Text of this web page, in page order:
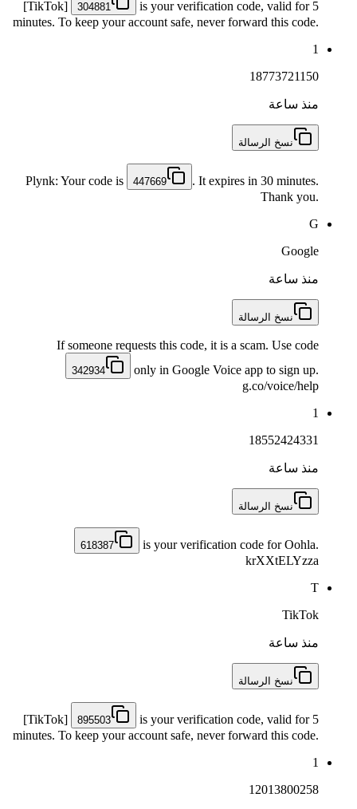
[TikTok] 304881
is your verification code, valid for 5
minutes. To keep your account safe, never forward this code.
1
18773721150
منذ ساعة
نسخ الرسالة
Plynk: Your code is 447669
. It expires in 30 minutes.
Thank you.
G
Google
منذ ساعة
نسخ الرسالة
If someone requests this code, it is a scam. Use code
342934
only in Google Voice app to sign up.
g.co/voice/help
1
18552424331
منذ ساعة
نسخ الرسالة
618387
is your verification code for Oohla.
krXXtELYzza
T
TikTok
منذ ساعة
نسخ الرسالة
[TikTok] 895503
is your verification code, valid for 5
minutes. To keep your account safe, never forward this code.
1
12013800258